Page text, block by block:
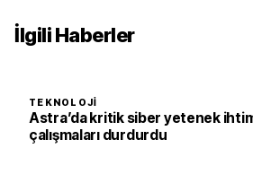
İlgili Haberler
TEKNOLOJI
Astra’da kritik siber yetenek
çalışmaları durdurdu